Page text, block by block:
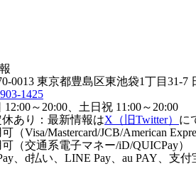
0013 東京都豊島区東池袋1丁目31-7
1425
12:00～20:00、土日祝 11:00～20:00
あり：最新情報はX（旧Twitter） に
（Visa/Mastercard/JCB/American
（交通系電子マネー/iD/QUICPay）
、d払い、LINE Pay、au PAY、支